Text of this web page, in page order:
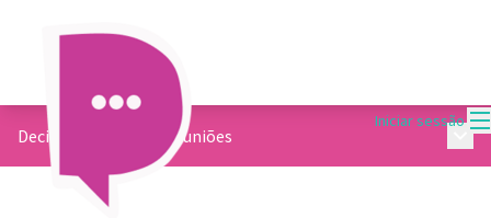
Iniciar sessão
Decide Contagem Reuniões